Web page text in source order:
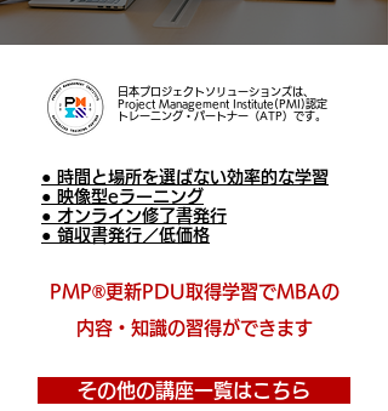
日本プロジェクトソリューションズは、
Project Management Institute(PMI)認定
トレーニング・パートナー（ATP）です。
● 時間と場所を選ばない効率的な学習
● 映像型eラーニング
● オンライン修了書発行
● 領収書発行／低価格
PMP®更新PDU取得学習でMBAの
内容・知識の習得ができます
その他の講座一覧はこちら